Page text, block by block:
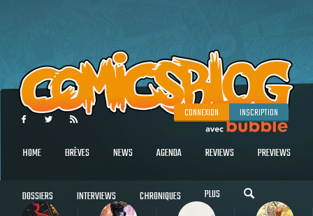
CONNEXION INSCRIPTION
HOME BRÈVES NEWS AGENDA REVIEWS PREVIEWS
DOSSIERS INTERVIEWS CHRONIQUES PLUS